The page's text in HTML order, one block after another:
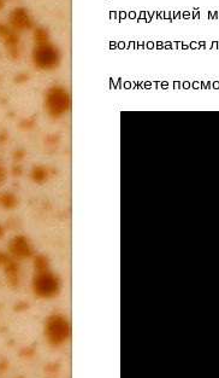
продукцией
волноваться
Можете